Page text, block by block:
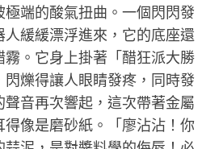
端的酸氣扭曲。一個閃閃發
緩緩漂浮進來，它的底座還
霧。它身上掛著「醋狂派大勝
爍得讓人眼睛發疼，同時發
音再次響起，這次帶著金屬
得像是磨砂紙。「廖沾沾！你